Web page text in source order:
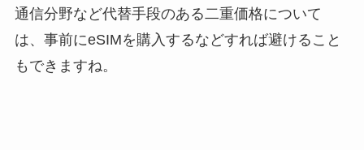
通信分野など代替手段のある二重価格について
は、事前にeSIMを購入するなどすれば避けること
もできますね。